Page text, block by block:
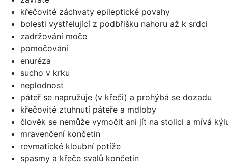
křečovité záchvaty epileptické povahy
bolesti vystřelující z podbřišku nahoru až k srdci
zadržování moče
pomočování
enuréza
sucho v krku
neplodnost
páteř se napružuje (v křeči) a prohýbá se dozadu
křečovité ztuhnutí páteře a mdloby
člověk se nemůže vymočit ani jít na stolici a mívá
mravenčení končetin
revmatické kloubní potíže
spasmy a křeče svalů končetin